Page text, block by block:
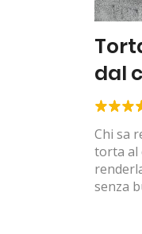
dal
Chi sa
torta al
senza